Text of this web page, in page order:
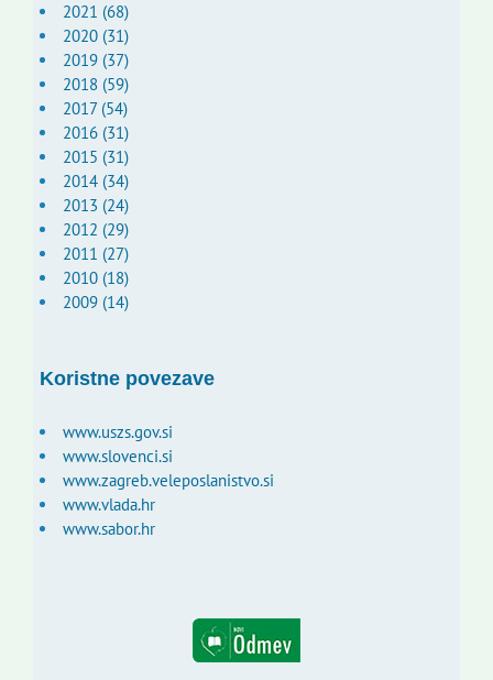
2021 (68)
2020 (31)
2019 (37)
2018 (59)
2017 (54)
2016 (31)
2015 (31)
2014 (34)
2013 (24)
2012 (29)
2011 (27)
2010 (18)
2009 (14)
Koristne povezave
www.uszs.gov.si
www.slovenci.si
www.zagreb.veleposlanistvo.si
www.vlada.hr
www.sabor.hr